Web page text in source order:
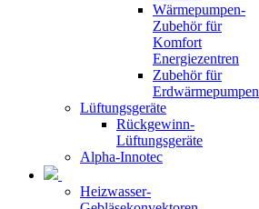
Wärmepumpen-
Zubehör für
Komfort
Energiezentren
Zubehör für
Erdwärmepumpen
Lüftungsgeräte
Rückgewinn-
Lüftungsgeräte
Alpha-Innotec
Heizwasser-